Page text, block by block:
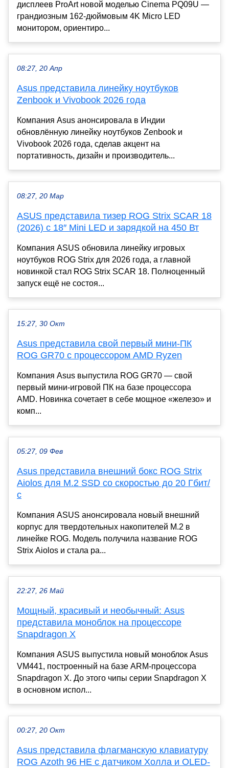
дисплеев ProArt новой моделью Cinema PQ09U —
грандиозным 162-дюймовым 4K Micro LED
монитором, ориентиро...
08:27, 20 Апр
Asus представила линейку ноутбуков
Zenbook и Vivobook 2026 года
Компания Asus анонсировала в Индии
обновлённую линейку ноутбуков Zenbook и
Vivobook 2026 года, сделав акцент на
портативность, дизайн и производитель...
08:27, 20 Мар
ASUS представила тизер ROG Strix SCAR 18
(2026) с 18″ Mini LED и зарядкой на 450 Вт
Компания ASUS обновила линейку игровых
ноутбуков ROG Strix для 2026 года, а главной
новинкой стал ROG Strix SCAR 18. Полноценный
запуск ещё не состоя...
15:27, 30 Окт
Asus представила свой первый мини-ПК
ROG GR70 с процессором AMD Ryzen
Компания Asus выпустила ROG GR70 — свой
первый мини-игровой ПК на базе процессора
AMD. Новинка сочетает в себе мощное «железо» и
комп...
05:27, 09 Фев
Asus представила внешний бокс ROG Strix
Aiolos для M.2 SSD со скоростью до 20 Гбит/
с
Компания ASUS анонсировала новый внешний
корпус для твердотельных накопителей M.2 в
линейке ROG. Модель получила название ROG
Strix Aiolos и стала ра...
22:27, 26 Май
Мощный, красивый и необычный: Asus
представила моноблок на процессоре
Snapdragon X
Компания ASUS выпустила новый моноблок Asus
VM441, построенный на базе ARM-процессора
Snapdragon X. До этого чипы серии Snapdragon X
в основном испол...
00:27, 20 Окт
Asus представила флагманскую клавиатуру
ROG Azoth 96 HE с датчиком Холла и OLED-